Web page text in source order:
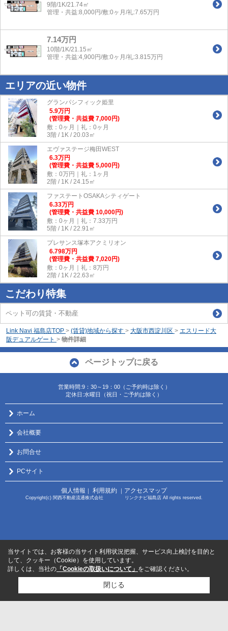
9階/1K/21.74㎡
管理・共益:8,000円/敷:0ヶ月/礼:7.65万円
7.14万円
10階/1K/21.15㎡
管理・共益:4,900円/敷:0ヶ月/礼:3.815万円
エリアの近い物件
グランパシフィック姫里
5.9万円
(管理費・共益費 7,000円)
敷：0ヶ月｜礼：0ヶ月
3階 / 1K / 20.03㎡
エヴァステージ梅田WEST
6.3万円
(管理費・共益費 5,000円)
敷：0万円｜礼：1ヶ月
2階 / 1K / 24.15㎡
ファステートOSAKAシティゲート
6.33万円
(管理費・共益費 10,000円)
敷：0ヶ月｜礼：7.33万円
5階 / 1K / 22.91㎡
プレサンス塚本アクミリオン
6.798万円
(管理費・共益費 7,020円)
敷：0ヶ月｜礼：8万円
2階 / 1K / 22.63㎡
こだわり特集
ペット可の賃貸・不動産
Link Navi 福島店TOP > (賃貸)地域から探す > 大阪市西淀川区 > エスリード大
阪デュアルゲート > 物件詳細
ページトップに戻る
営業時間:9：30～19：00（ご予約時は除く）
定休日:水曜日（祝日・ご予約は除く）
ホーム
会社概要
お問合せ
PCサイト
個人情報 ｜ 利用規約 ｜ アクセスマップ
Copyright(c) 関西不動産流通株式会社 リンクナビ福島店 All rights reserved.
当サイトでは、お客様の当サイト利用状況把握、サービス向上検討を目的と
して、クッキー（Cookie）を使用しています。
詳しくは、当社の 「Cookieの取扱いについて」 をご確認ください。
閉じる